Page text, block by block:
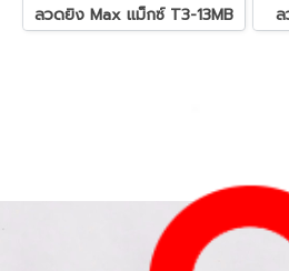
ลวดยิง Max แม็กซ์ T3-13MB ล